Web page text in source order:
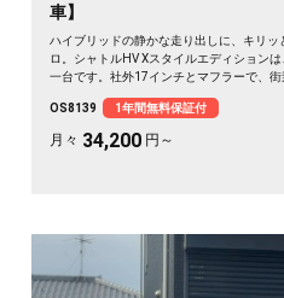
車】
ハイブリッドの静かな走り出しに、キリ
ロ。シャトルHV Xスタイルエディション
一台です。社外17インチとマフラーで、
心。仕事帰りにふらっと寄り道、休日は荷
こだわる方に《1年保証付》💫
OS8139 1年間無料保証付
月々 34,200 円～